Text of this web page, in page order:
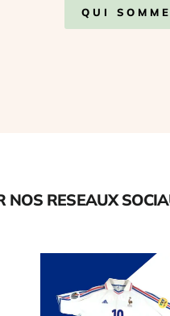
QUI
NOS RESEAUX